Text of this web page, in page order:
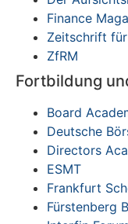
Finance
Zeitschrift
ZfRM
Fortbildung
Board
Deutsche
Directors
ESMT
Frankfurt
Fürstenberg